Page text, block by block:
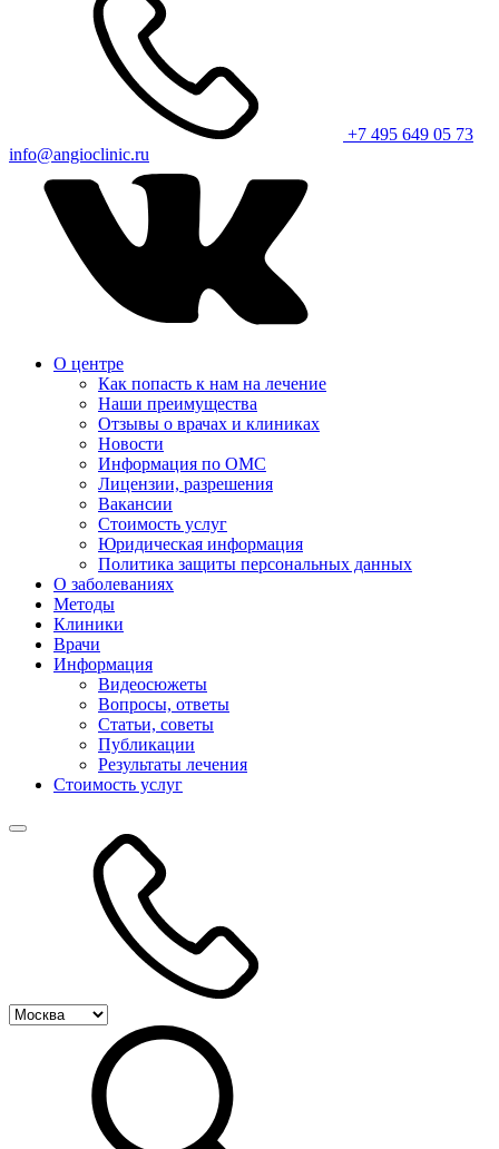
+7 495 649 05 73
info@angioclinic.ru
О центре
Как попасть к нам на лечение
Наши преимущества
Отзывы о врачах и клиниках
Новости
Информация по ОМС
Лицензии, разрешения
Вакансии
Стоимость услуг
Юридическая информация
Политика защиты персональных данных
О заболеваниях
Методы
Клиники
Врачи
Информация
Видеосюжеты
Вопросы, ответы
Статьи, советы
Публикации
Результаты лечения
Стоимость услуг